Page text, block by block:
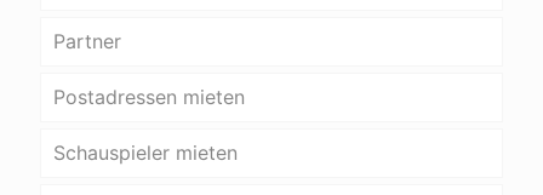
Partner
Postadressen mieten
Schauspieler mieten